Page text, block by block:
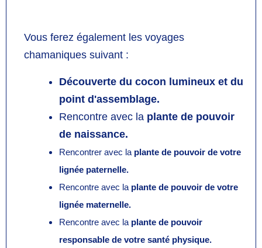
Vous ferez également les voyages
chamaniques suivant :
Découverte du cocon lumineux et du
point d'assemblage.
Rencontre avec la plante de pouvoir
de naissance.
Rencontrer avec la plante de pouvoir de votre
lignée paternelle.
Rencontre avec la plante de pouvoir de votre
lignée maternelle.
Rencontre avec la plante de pouvoir
responsable de votre santé physique.